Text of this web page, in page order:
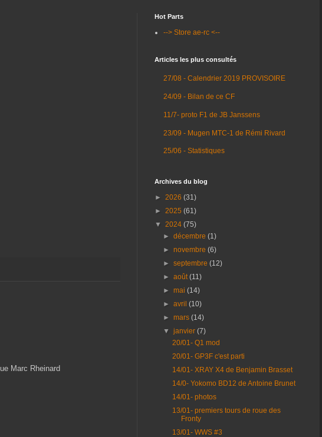
Marc Rheinard
Hot Parts
--> Store ae-rc <--
Articles les plus consultés
27/08 - Calendrier 2019 PROVISOIRE
24/09 - Bilan de ce CF
11/7- proto F1 de JB Janssens
23/09 - Mugen MTC-1 de Rémi Rivard
25/06 - Statistiques
Archives du blog
► 2026 (31)
► 2025 (61)
▼ 2024 (75)
►décembre(1)
►novembre(6)
►septembre(12)
►août(11)
►mai(14)
►avril(10)
►mars(14)
▼janvier(7)
20/01- Q1 mod
20/01- GP3F c'est parti
14/01- XRAY X4 de Benjamin Brasset
14/0- Yokomo BD12 de Antoine Brunet
14/01- photos
13/01- premiers tours de roue des
Fronty
13/01- WWS #3